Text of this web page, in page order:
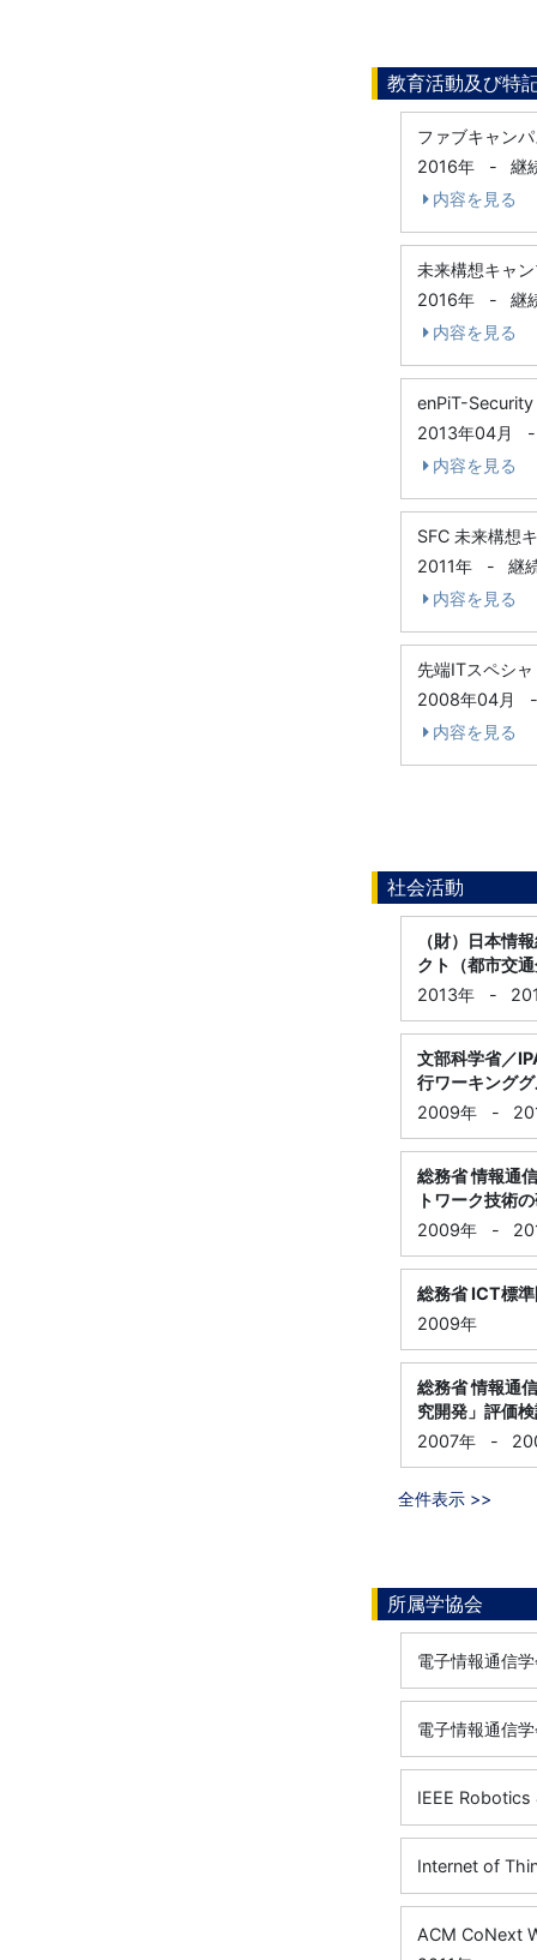
教育活動及び特
ファブキャン
2016年
-
継
内容を見る
未来構想キャ
2016年
-
継
内容を見る
enPiT-Security
2013年04月
-
内容を見る
SFC 未来構想
2011年
-
継
内容を見る
先端ITスペシ
2008年04月
-
内容を見る
社会活動
（財）日本情
クト（都市交
2013年
-
文部科学省／
行ワーキング
2009年
-
総務省 情報通
トワーク技術
2009年
-
総務省 ICT標
2009年
総務省 情報通
究開発」評価
2007年
-
全件表示 >>
所属学協会
電子情報通信
電子情報通信
IEEE
Internet of
ACM CoNext